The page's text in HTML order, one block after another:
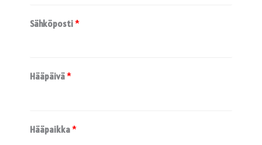
Sähköposti*
Hääpäivä*
Hääpaikka*